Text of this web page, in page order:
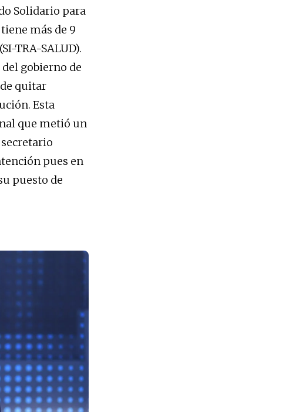
Solidario para
más de 9
TRA-SALUD).
gobierno de
quitar
Esta
que metió un
pues en
puesto de